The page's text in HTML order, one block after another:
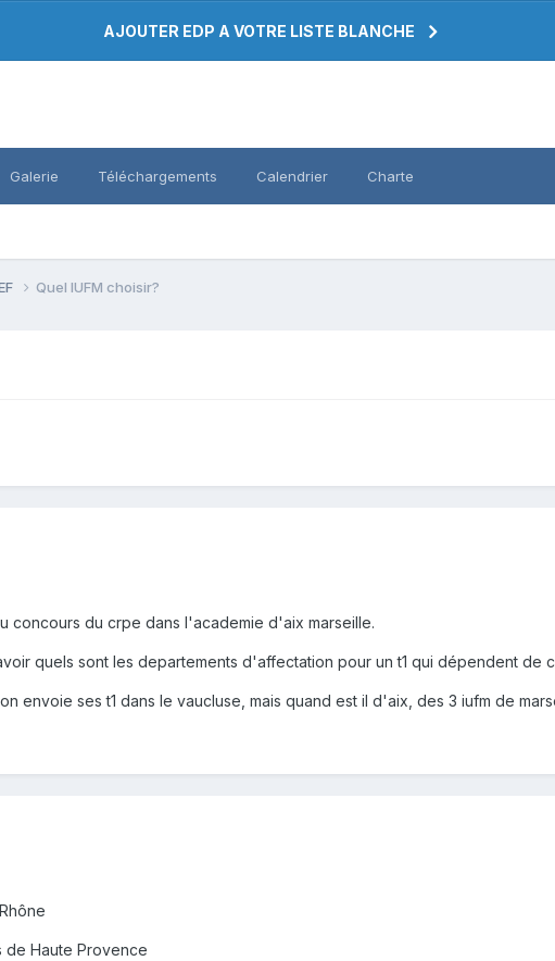
AJOUTER EDP A VOTRE LISTE BLANCHE
Galerie Téléchargements Calendrier Charte
Quel IUFM choisir?
concours du crpe dans l'academie d'aix marseille.
quels sont les departements d'affectation pour un t1 qui dépendent de
envoie ses t1 dans le vaucluse, mais quand est il d'aix, des 3 iufm de
de Haute Provence